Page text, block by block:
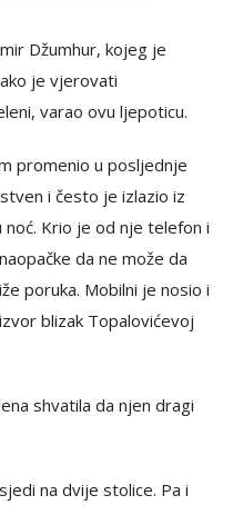
Džumhur, kojeg je
je vjerovati
varao ovu ljepoticu.
promenio u posljednje
i često je izlazio iz
Krio je od nje telefon i
da ne može da
poruka. Mobilni je nosio i
blizak Topalovićevoj
shvatila da njen dragi
na dvije stolice. Pa i